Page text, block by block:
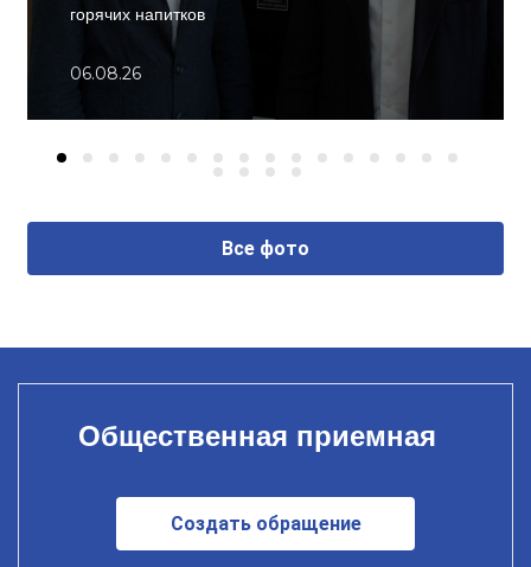
горячих напитков
06.08.26
Все фото
Общественная приемная
Создать обращение